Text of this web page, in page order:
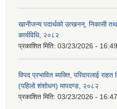
खानीजन्य पदार्थको उत्खनन्, निकासी
कार्यविधि, २०८२
प्रकाशित मिति: 03/23/2026 - 16:49
विपद प्रभावित ब्यक्ति, परिवारलाई
(पहिलो शंशोधन) मापदण्ड, २०८२
प्रकाशित मिति: 03/23/2026 - 16:47